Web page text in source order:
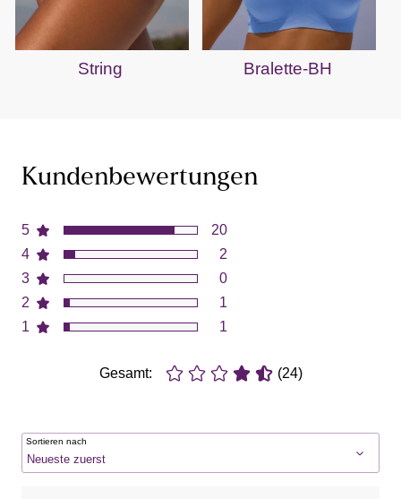
String Bralette-BH
Kundenbewertungen
5
4
3
2
1
20
2
0
1
1
Gesamt: (24)
Sortieren nach